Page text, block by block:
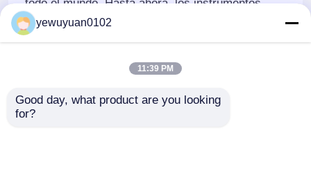
Videos
todo el mundo. Hasta ahora, los instrumentos
Mitech se han vendido en los cinco continentes y
han adquirido una posición muy importante en el
mercado mundial de bancos de pruebas.
yewuyuan0102
11:39 PM
Good day, what product are you looking
for?